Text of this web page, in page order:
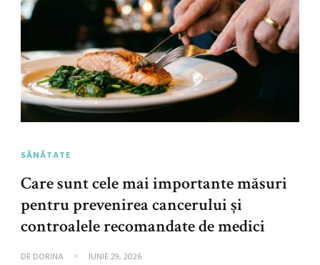
SĂNĂTATE
Care sunt cele mai importante măsuri
pentru prevenirea cancerului și
controalele recomandate de medici
DE DORINA IUNIE 29, 2026